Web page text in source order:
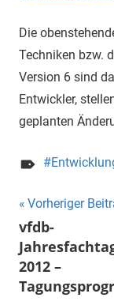
Die
Techniken bzw.
Version 6 sind
Entwickler,
geplanten
Vorheriger
vfdb-
2012 –